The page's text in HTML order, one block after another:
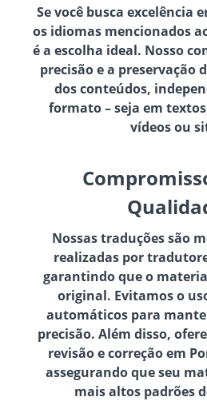
Se você busca excelência
os idiomas mencionados
é a escolha ideal. Nosso
precisão e a preservação
dos conteúdos,
formato – seja em
vídeos ou
Nossas traduções são
realizadas por
garantindo que o
original. Evitamos o
automáticos para
precisão. Além disso,
revisão e correção em
assegurando que seu
mais altos padrões